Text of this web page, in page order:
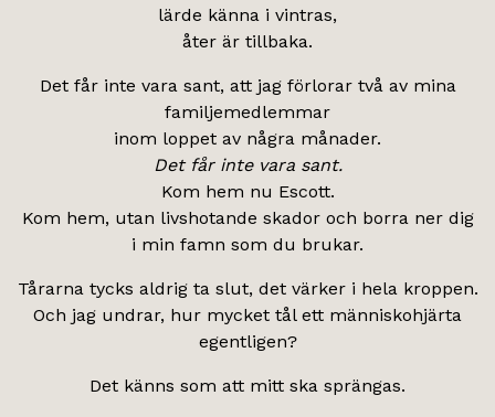
lärde känna i vintras,
åter är tillbaka.
Det får inte vara sant, att jag förlorar två av mina
familjemedlemmar
inom loppet av några månader.
Det får inte vara sant.
Kom hem nu Escott.
Kom hem, utan livshotande skador och borra ner dig
i min famn som du brukar.
Tårarna tycks aldrig ta slut, det värker i hela kroppen.
Och jag undrar, hur mycket tål ett människohjärta
egentligen?
Det känns som att mitt ska sprängas.